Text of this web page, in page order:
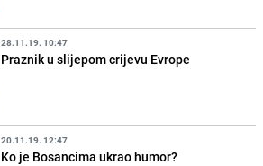
28.11.19. 10:47
Praznik u slijepom crijevu Evrope
20.11.19. 12:47
Ko je Bosancima ukrao humor?